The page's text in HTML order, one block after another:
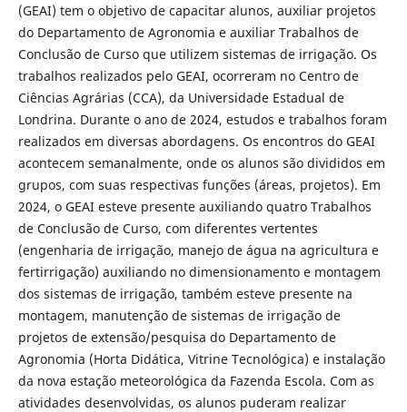
(GEAI) tem o objetivo de capacitar alunos, auxiliar projetos
do Departamento de Agronomia e auxiliar Trabalhos de
Conclusão de Curso que utilizem sistemas de irrigação. Os
trabalhos realizados pelo GEAI, ocorreram no Centro de
Ciências Agrárias (CCA), da Universidade Estadual de
Londrina. Durante o ano de 2024, estudos e trabalhos foram
realizados em diversas abordagens. Os encontros do GEAI
acontecem semanalmente, onde os alunos são divididos em
grupos, com suas respectivas funções (áreas, projetos). Em
2024, o GEAI esteve presente auxiliando quatro Trabalhos
de Conclusão de Curso, com diferentes vertentes
(engenharia de irrigação, manejo de água na agricultura e
fertirrigação) auxiliando no dimensionamento e montagem
dos sistemas de irrigação, também esteve presente na
montagem, manutenção de sistemas de irrigação de
projetos de extensão/pesquisa do Departamento de
Agronomia (Horta Didática, Vitrine Tecnológica) e instalação
da nova estação meteorológica da Fazenda Escola. Com as
atividades desenvolvidas, os alunos puderam realizar